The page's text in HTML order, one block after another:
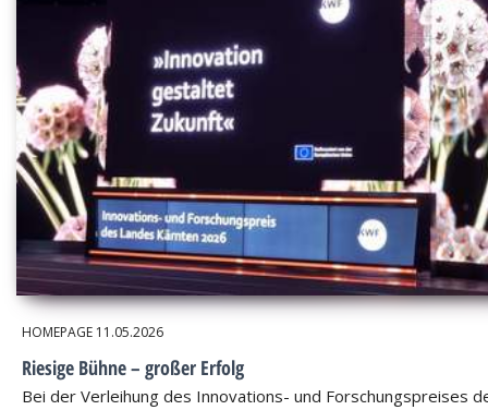
HOMEPAGE 11.05.2026
Riesige Bühne – großer Erfolg
Bei der Verleihung des Innovations- und Forschungspreises